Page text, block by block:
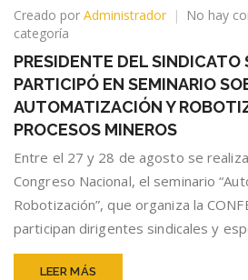
Creado por Administrador No hay
categoría
PRESIDENTE DEL SINDICATO
PARTICIPÓ EN SEMINARIO
AUTOMATIZACIÓN Y
PROCESOS MINEROS
Entre el 27 y 28 de agosto se
Congreso Nacional, el seminario
Robotización”, que organiza la
participan dirigentes sindicales y
LEER MÁS